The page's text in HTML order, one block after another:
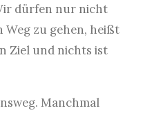
dürfen nur nicht
Weg zu gehen, heißt
Ziel und nichts ist
Manchmal